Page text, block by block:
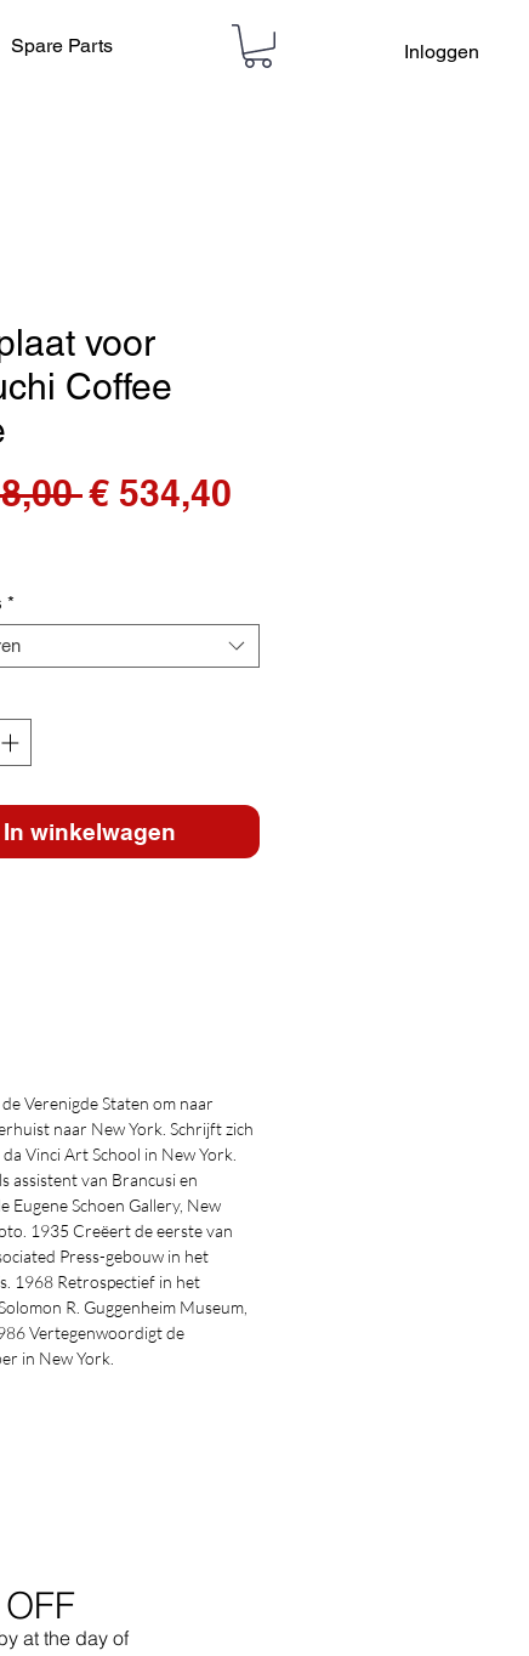
Spare Parts Inloggen
voor
Coffee
Normale
€ 534,40
*
In winkelwagen
Verenigde Staten om naar
naar New York. Schrijft zich
Vinci Art School in New York.
assistent van Brancusi en
Schoen Gallery, New
1935 Creëert de eerste van
Press-gebouw in het
1968 Retrospectief in het
R. Guggenheim Museum,
Vertegenwoordigt de
in New York.
at the day of